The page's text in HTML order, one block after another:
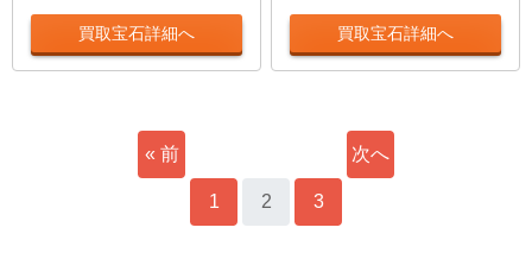
買取宝石詳細へ 買取宝石詳細へ
« 前
1 2 3
次へ